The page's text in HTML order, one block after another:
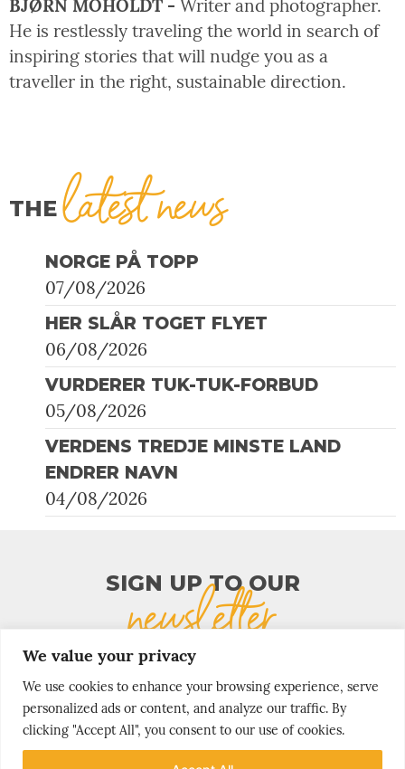
We value your privacy
We use cookies to enhance your browsing experience, serve
personalized ads or content, and analyze our traffic. By
clicking "Accept All", you consent to our use of cookies.
BJØRN MOHOLDT - Writer and photographer.
He is restlessly traveling the world in search of
inspiring stories that will nudge you as a
traveller in the right, sustainable direction.
THElatest news
NORGE PÅ TOPP
07/08/2026
HER SLÅR TOGET FLYET
06/08/2026
VURDERER TUK-TUK-FORBUD
05/08/2026
VERDENS TREDJE MINSTE LAND
ENDRER NAVN
04/08/2026
SIGN UP TO OUR​
newsletter